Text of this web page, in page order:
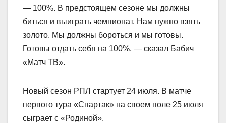
— 100%. В предстоящем сезоне мы должны
биться и выиграть чемпионат. Нам нужно взять
золото. Мы должны бороться и мы готовы.
Готовы отдать себя на 100%, — сказал Бабич
«Матч ТВ».
Новый сезон РПЛ стартует 24 июля. В матче
первого тура «Спартак» на своем поле 25 июля
сыграет с «Родиной».